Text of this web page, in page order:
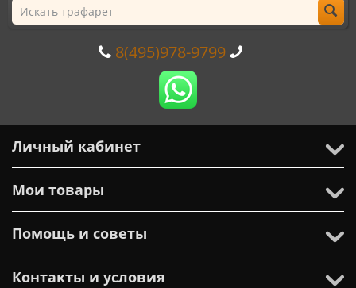
8(495)978-9799
Личный кабинет
Мои товары
Помощь и советы
Контакты и условия